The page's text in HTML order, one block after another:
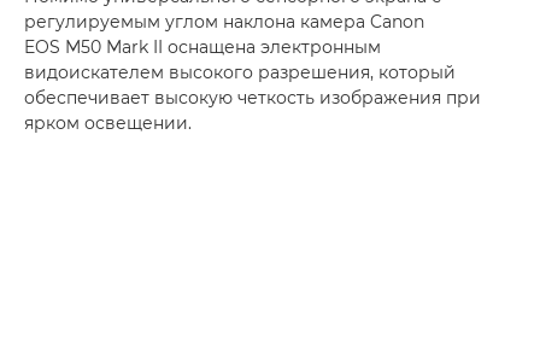
регулируемым углом наклона камера Canon
EOS M50 Mark II оснащена электронным
видоискателем высокого разрешения, который
обеспечивает высокую четкость изображения при
ярком освещении.